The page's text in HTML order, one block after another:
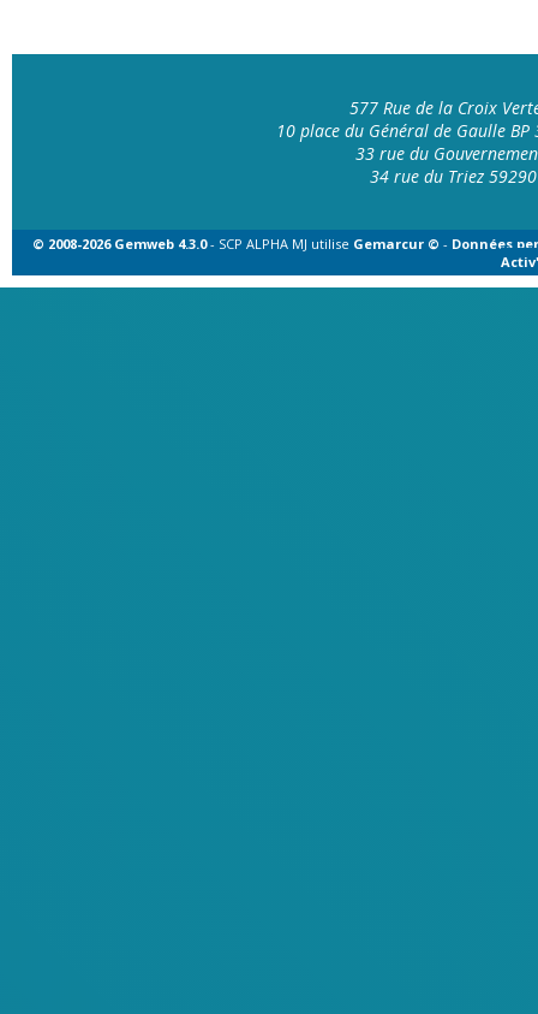
577 Rue de la Croix
10 place du Général de Gaulle BP
33 rue du
34 rue du Triez 59290
© 2008-2026 Gemweb 4.3.0- SCP ALPHA MJ utilise Gemarcur © - Données